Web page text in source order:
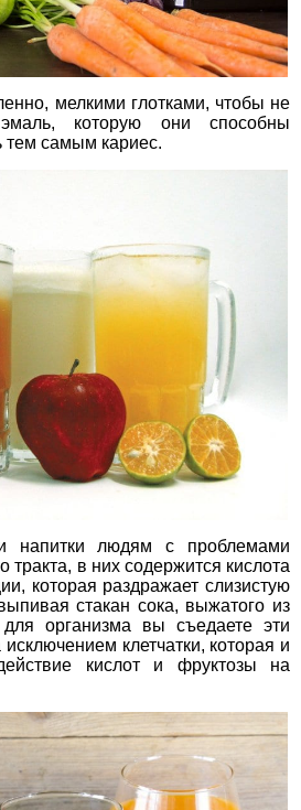
мелкими глотками, чтобы не
которую они способны
тем самым кариес.
напитки людям с проблемами
тракта, в них содержится кислота
которая раздражает слизистую
стакан сока, выжатого из
для организма вы съедаете эти
клетчатки, которая и
кислот и фруктозы на